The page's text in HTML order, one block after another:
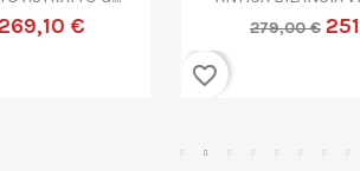
399,00 €